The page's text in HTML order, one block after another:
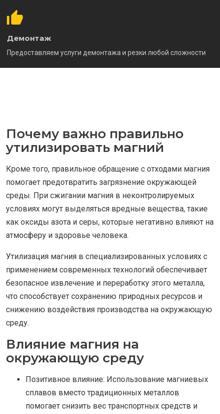
Демонтаж
Предоставляем услуги демонтажа и резки любой сложности
Почему важно правильно
утилизировать магний
Кроме того, правильное обращение с отходами магния
помогает предотвратить загрязнение окружающей
среды. При сжигании магния в неконтролируемых
условиях могут выделяться вредные вещества, такие
как оксиды азота и серы, которые негативно влияют на
атмосферу и здоровье человека.
Утилизация магния в специализированных условиях с
применением современных технологий обеспечивает
безопасное извлечение и переработку этого металла,
что способствует сохранению природных ресурсов и
снижению воздействия производства на окружающую
среду.
Влияние магния на
окружающую среду
Позитивное влияние: Использование магниевых
сплавов вместо традиционных металлов
помогает снизить вес транспортных средств и